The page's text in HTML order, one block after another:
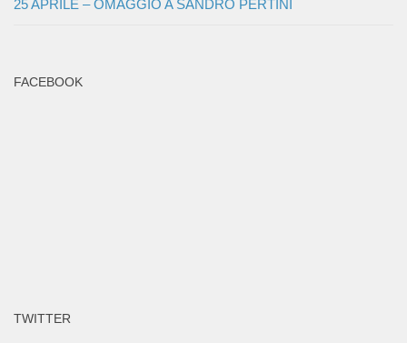
25 APRILE – OMAGGIO A SANDRO PERTINI
FACEBOOK
TWITTER